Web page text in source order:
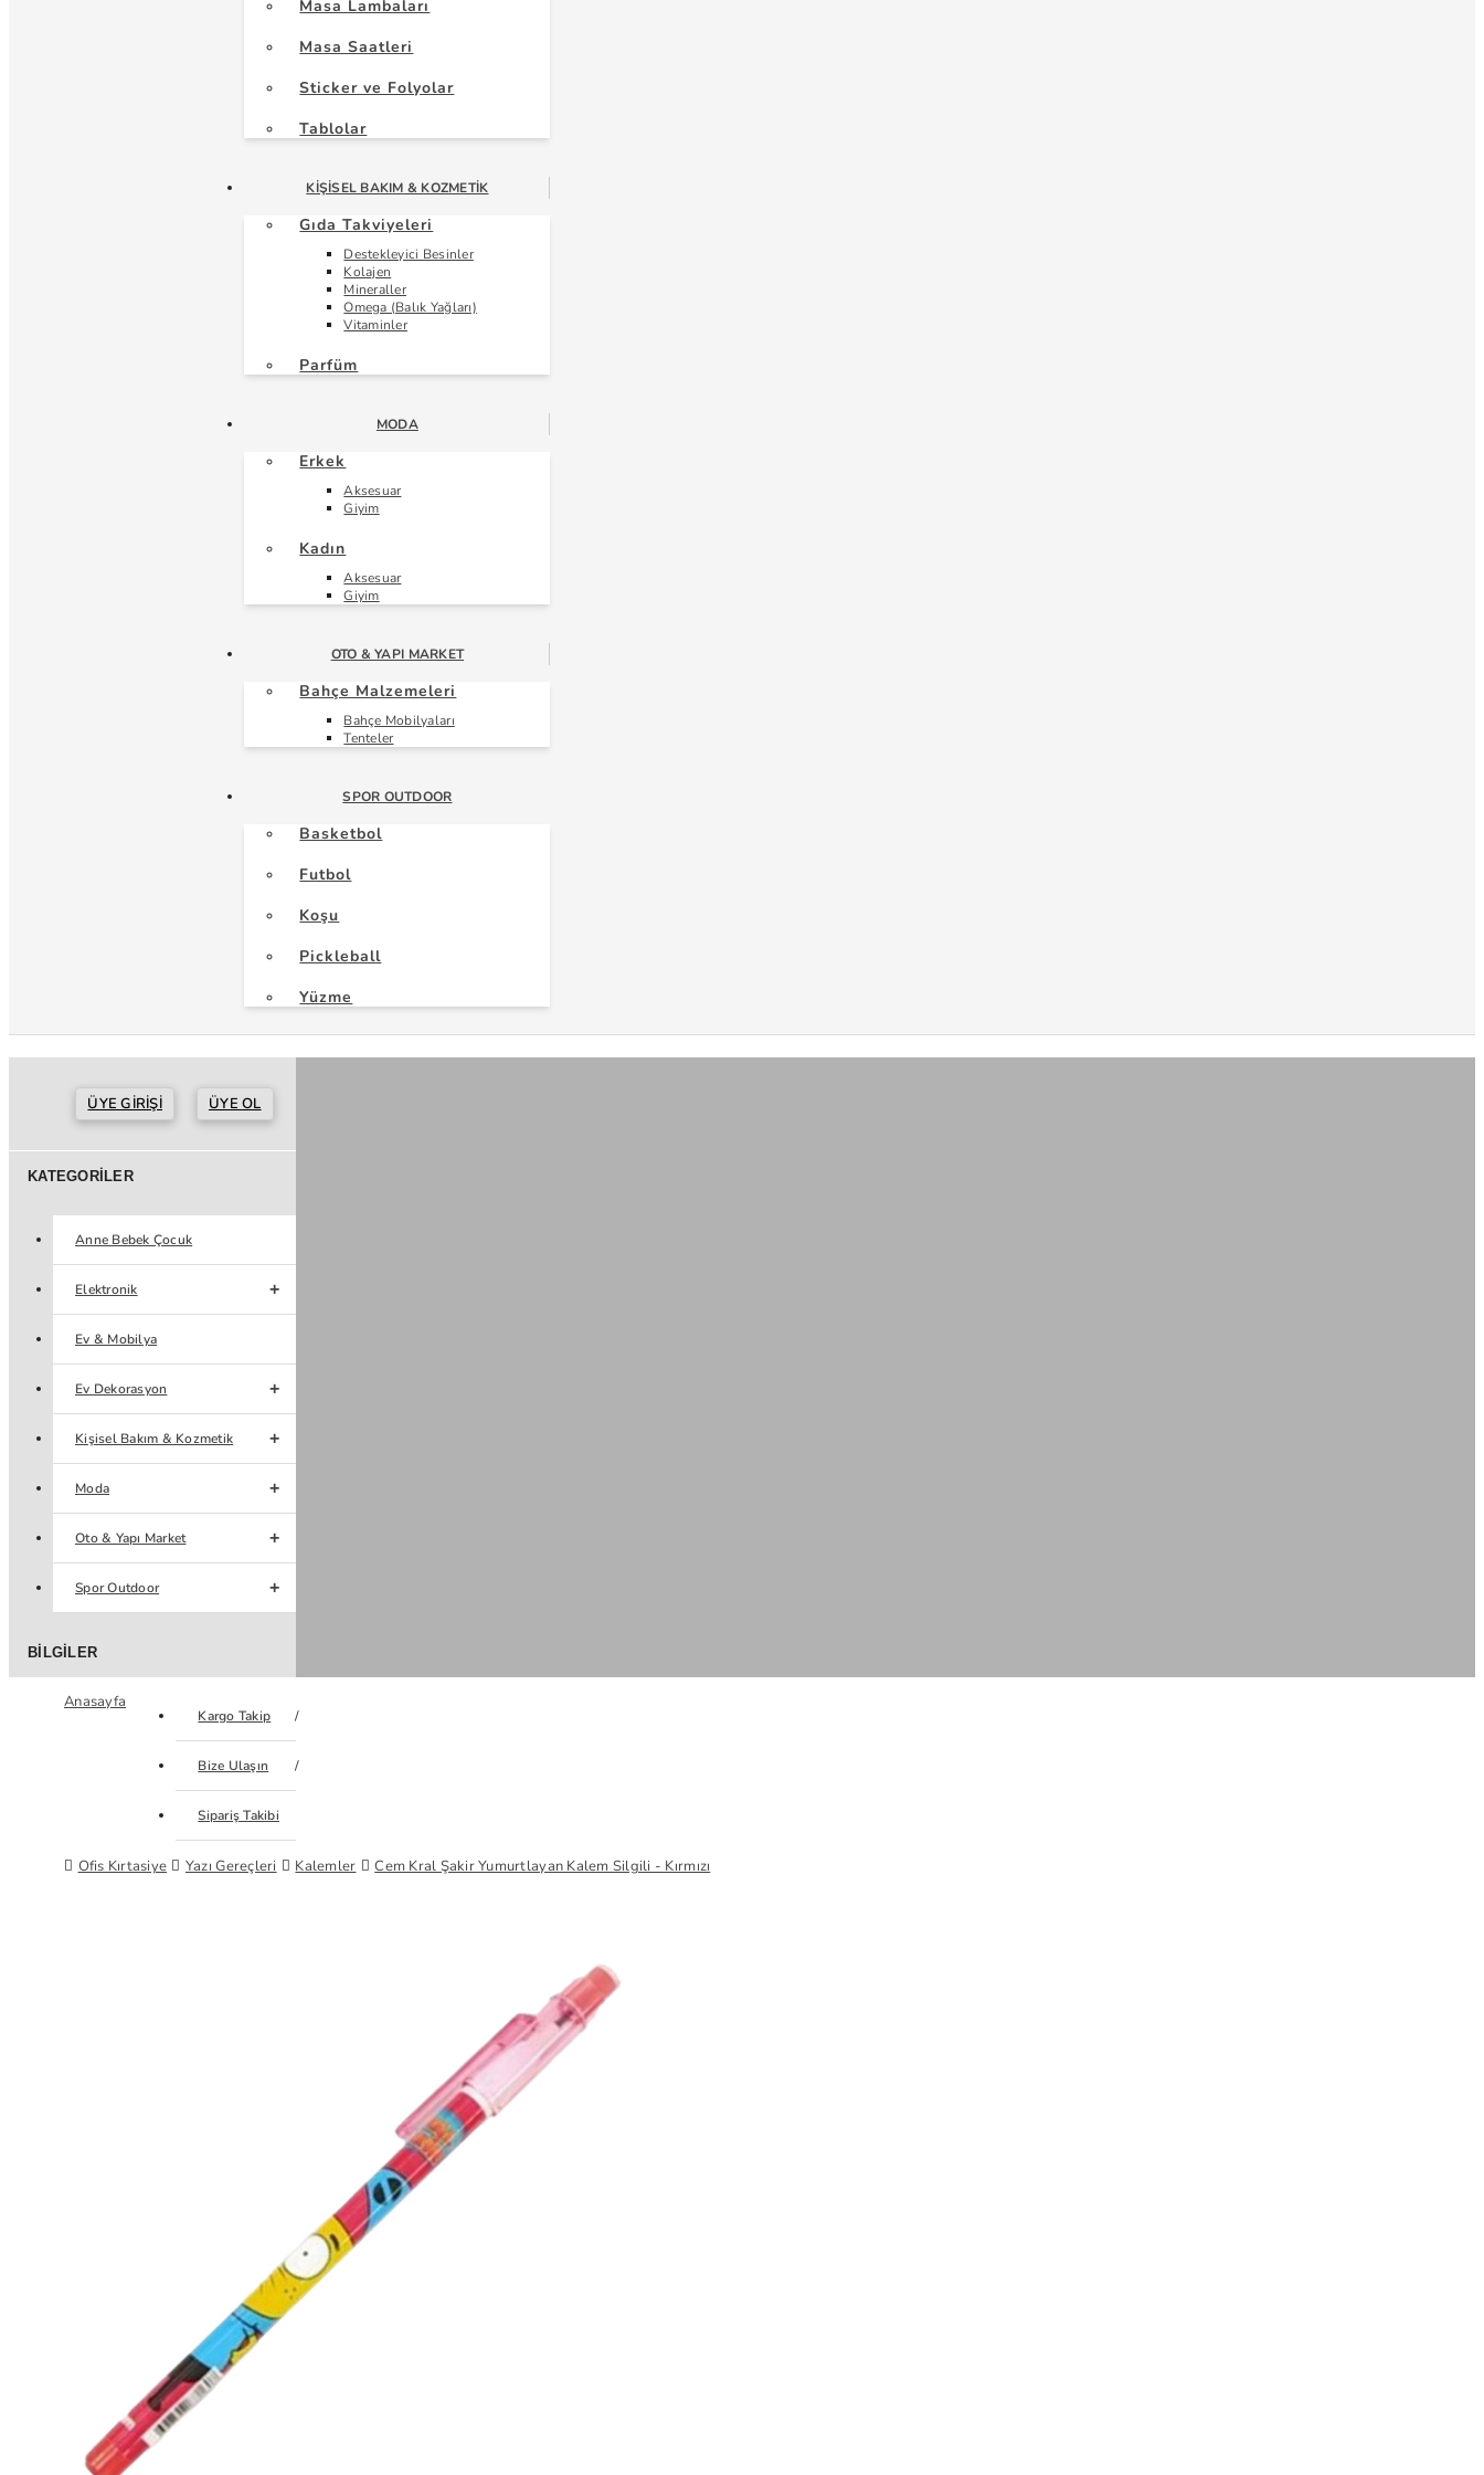
Masa Lambaları
Masa Saatleri
Sticker ve Folyolar
Tablolar
KIŞISEL BAKIM & KOZMETIK
Gıda Takviyeleri
Destekleyici Besinler
Kolajen
Mineraller
Omega (Balık Yağları)
Vitaminler
Parfüm
MODA
Erkek
Aksesuar
Giyim
Kadın
Aksesuar
Giyim
OTO & YAPI MARKET
Bahçe Malzemeleri
Bahçe Mobilyaları
Tenteler
SPOR OUTDOOR
Basketbol
Futbol
Koşu
Pickleball
Yüzme
ÜYE GIRIŞI ÜYE OL
KATEGORILER
Anne Bebek Çocuk
Elektronik
Ev & Mobilya
Ev Dekorasyon
Kişisel Bakım & Kozmetik
Moda
Oto & Yapı Market
Spor Outdoor
BILGILER
Kargo Takip
Bize Ulaşın
Sipariş Takibi
Anasayfa
Ofis Kırtasiye Yazı Gereçleri Kalemler Cem Kral Şakir Yumurtlayan Kalem Silgili - Kırmızı